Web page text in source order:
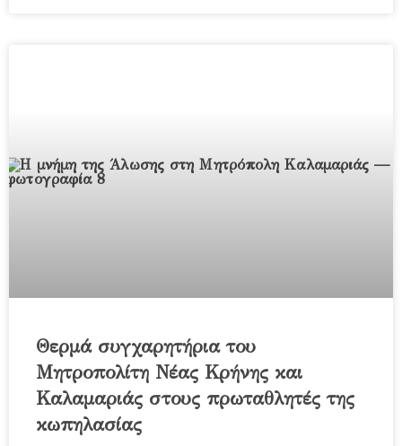
Θερμά συγχαρητήρια του
Μητροπολίτη Νέας Κρήνης και
Καλαμαριάς στους πρωταθλητές της
κωπηλασίας